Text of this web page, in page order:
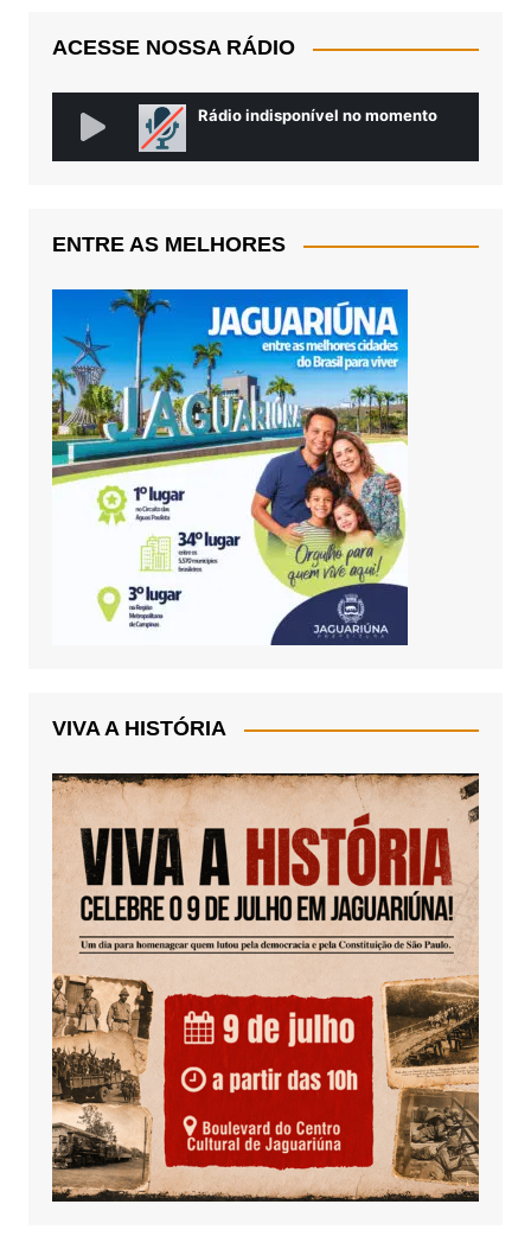
ACESSE NOSSA RÁDIO
ENTRE AS MELHORES
VIVA A HISTÓRIA